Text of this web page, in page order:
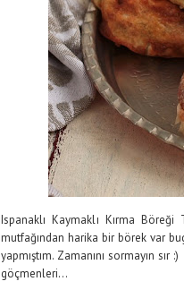
Ispanaklı Kaymaklı Kırma
mutfağından harika bir börek var
yapmıştım. Zamanını sormayın
göçmenleri...